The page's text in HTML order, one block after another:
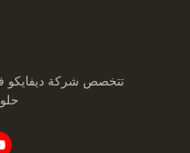
تتخصص شركة ديفايكو